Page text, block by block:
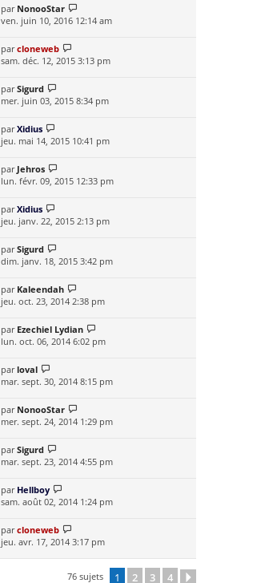
par NonooStar
ven. juin 10, 2016 12:14 am
parcloneweb
sam. déc. 12, 2015 3:13 pm
parSigurd
mer. juin 03, 2015 8:34 pm
parXidius
jeu. mai 14, 2015 10:41 pm
par Jehros
lun. févr. 09, 2015 12:33 pm
parXidius
jeu. janv. 22, 2015 2:13 pm
parSigurd
dim. janv. 18, 2015 3:42 pm
par Kaleendah
jeu. oct. 23, 2014 2:38 pm
par Ezechiel Lydian
lun. oct. 06, 2014 6:02 pm
parloval
mar. sept. 30, 2014 8:15 pm
par NonooStar
mer. sept. 24, 2014 1:29 pm
parSigurd
mar. sept. 23, 2014 4:55 pm
par Hellboy
sam. août 02, 2014 1:24 pm
parcloneweb
jeu. avr. 17, 2014 3:17 pm
76 sujets 1 2 3 4